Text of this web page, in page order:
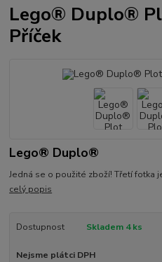
Lego® Duplo®
Příček
Lego® Duplo®
Jedná se o použité zboží! Třetí fotka
celý popis
Dostupnost Skladem 4 ks
Nejsme plátci DPH